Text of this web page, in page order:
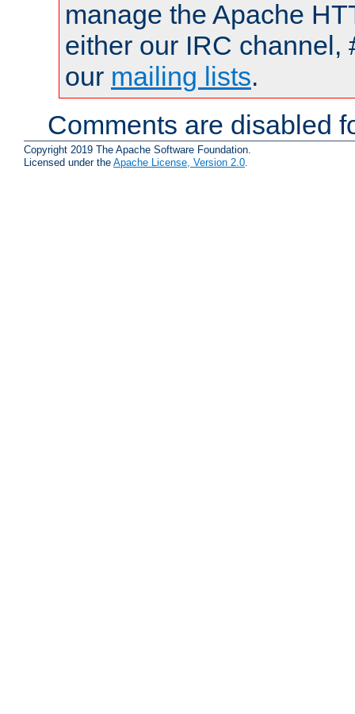
manage the Apache
either our IRC channel,
our mailing lists.
Comments are disabled
Copyright 2019 The Apache Software Foundation.
Licensed under the Apache License, Version 2.0